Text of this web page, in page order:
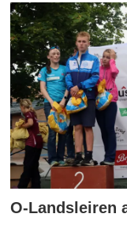
O-Landsleiren